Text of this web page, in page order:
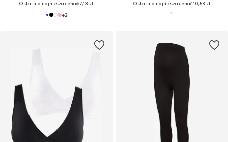
Ostatnia najniższa cena:67,13 zł
+2
Ostatnia najniższa cena:110,53 zł